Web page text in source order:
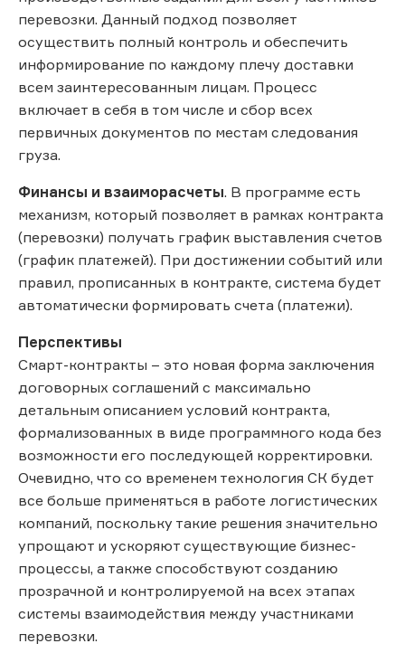
перевозки. Данный подход позволяет
осуществить полный контроль и обеспечить
информирование по каждому плечу доставки
всем заинтересованным лицам. Процесс
включает в себя в том числе и сбор всех
первичных документов по местам следования
груза.
Финансы и взаиморасчеты. В программе есть
механизм, который позволяет в рамках контракта
(перевозки) получать график выставления счетов
(график платежей). При достижении событий или
правил, прописанных в контракте, система будет
автоматически формировать счета (платежи).
Перспективы
Смарт-контракты – это новая форма заключения
договорных соглашений с максимально
детальным описанием условий контракта,
формализованных в виде программного кода без
возможности его последующей корректировки.
Очевидно, что со временем технология СК будет
все больше применяться в работе логистических
компаний, поскольку такие решения значительно
упрощают и ускоряют существующие бизнес-
процессы, а также способствуют созданию
прозрачной и контролируемой на всех этапах
системы взаимодействия между участниками
перевозки.